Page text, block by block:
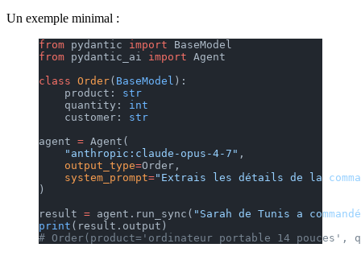
Un exemple minimal :
from pydantic import BaseModel
from pydantic_ai import Agent
class Order( BaseModel ):
    product:
str
    quantity:
int
    customer:
str
agent = Agent(
    "anthropic:claude-opus-4-7"
,
    output_type
=Order,
    system_prompt
="Extrais les détails de la
)
result = agent.run_sync( "Sarah de Tunis a
print (result.output)
# Order(product='ordinateur portable 14 pouces',